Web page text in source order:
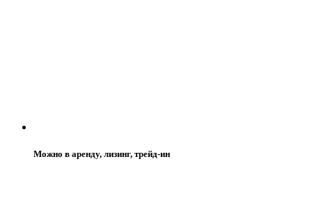
Можно в аренду, лизинг, трейд-ин